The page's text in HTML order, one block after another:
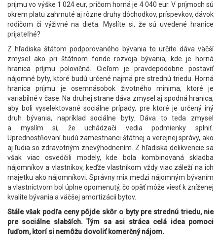
príjmu vo výške 1 024 eur, pričom horná je 4 040 eur. V príjmoch sú
okrem platu zahrnuté aj rôzne druhy dôchodkov, príspevkov, dávok
rodičom či výživné na dieťa. Myslíte si, že sú uvedené hranice
prijateľné?
Z hľadiska štátom podporovaného bývania to určite dáva väčší
zmysel ako pri štátnom fonde rozvoja bývania, kde je horná
hranica príjmu polovičná. Cieľom je pravdepodobne postaviť
nájomné byty, ktoré budú určené najmä pre strednú triedu. Horná
hranica príjmu je osemnásobok životného minima, ktoré je
variabilné v čase. Na druhej strane dáva zmysel aj spodná hranica,
aby boli vyselektované sociálne prípady, pre ktoré je určený iný
druh bývania, napríklad sociálne byty. Dáva to teda zmysel
a myslím si, že uchádzači vedia podmienky splniť.
Uprednostňovaní budú zamestnanci štátnej a verejnej správy, ako
aj ľudia so zdravotným znevýhodnením. Z hľadiska delikvencie sa
však viac osvedčili modely, kde bola kombinovaná skladba
nájomníkov a vlastníkov, keďže vlastníkom vždy viac záleží na ich
majetku ako nájomníkovi. Správny mix medzi nájomným bývaním
a vlastníctvom bol úplne opomenutý, čo opäť môže viesť k zníženej
kvalite bývania a väčšej amortizácii bytov.
Stále však podľa ceny pôjde skôr o byty pre strednú triedu, nie
pre sociálne slabších. Tým sa asi stráca celá idea pomoci
ľuďom, ktorí si nemôžu dovoliť komerčný nájom.